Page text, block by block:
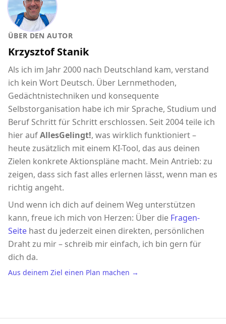
ÜBER DEN AUTOR
Krzysztof Stanik
Als ich im Jahr 2000 nach Deutschland kam, verstand
ich kein Wort Deutsch. Über Lernmethoden,
Gedächtnistechniken und konsequente
Selbstorganisation habe ich mir Sprache, Studium und
Beruf Schritt für Schritt erschlossen. Seit 2004 teile ich
hier aufAllesGelingt!, was wirklich funktioniert –
heute zusätzlich mit einem KI-Tool, das aus deinen
Zielen konkrete Aktionspläne macht. Mein Antrieb: zu
zeigen, dass sich fast alles erlernen lässt, wenn man es
richtig angeht.
Und wenn ich dich auf deinem Weg unterstützen
kann, freue ich mich von Herzen: Über die Fragen-
Seite hast du jederzeit einen direkten, persönlichen
Draht zu mir – schreib mir einfach, ich bin gern für
dich da.
Aus deinem Ziel einen Plan machen →